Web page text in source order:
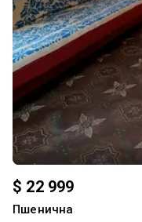
$ 22 999
Пшенична